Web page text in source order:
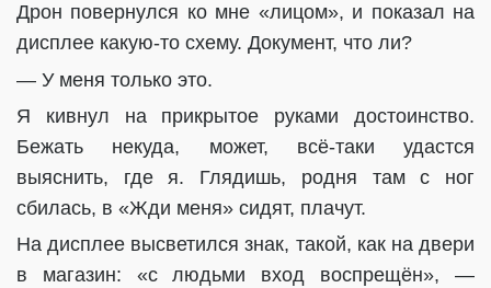
Дрон повернулся ко мне «лицом», и показал на
дисплее какую-то схему. Документ, что ли?
— У меня только это.
Я кивнул на прикрытое руками достоинство.
Бежать некуда, может, всё-таки удастся
выяснить, где я. Глядишь, родня там с ног
сбилась, в «Жди меня» сидят, плачут.
На дисплее высветился знак, такой, как на двери
в магазин: «с людьми вход воспрещён», —